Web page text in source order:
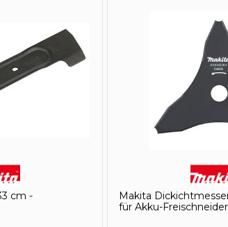
cm -
Makita
für Akku-